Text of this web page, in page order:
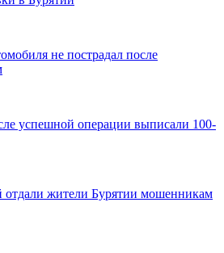
не пострадал после
успешной операции выписали 100-
отдали жители Бурятии мошенникам